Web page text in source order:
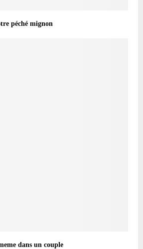
péché mignon
dans un couple